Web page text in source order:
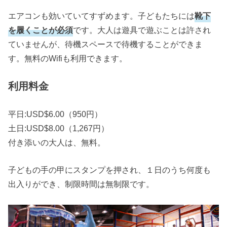
子どもの手の甲にスタンプを押され、１日のうち何度も
出入りができ、制限時間は無制限です。
ジェームス
ボールもいっぱい